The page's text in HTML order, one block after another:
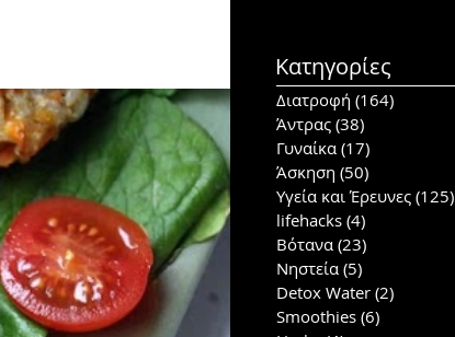
Κατηγορίες
Διατροφή (164)
Άντρας (38)
Γυναίκα (17)
Άσκηση (50)
Υγεία και Έρευνες (125)
lifehacks (4)
Βότανα (23)
Νηστεία (5)
Detox Water (2)
Smoothies (6)